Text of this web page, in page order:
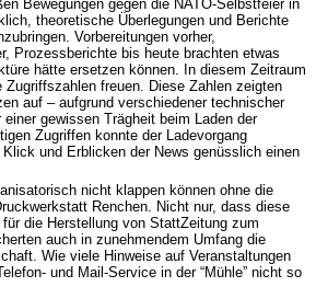
Bewegungen gegen die NATO-Selbstfeier in
theoretische Überlegungen und Berichte
Vorbereitungen vorher,
Prozessberichte bis heute brachten etwas
hätte ersetzen können. In diesem Zeitraum
Zugriffszahlen freuen. Diese Zahlen zeigten
auf – aufgrund verschiedener technischer
gewissen Trägheit beim Laden der
Zugriffen konnte der Ladevorgang
und Erblicken der News genüsslich einen
nicht klappen können ohne die
Renchen. Nicht nur, dass diese
die Herstellung von StattZeitung zum
auch in zunehmendem Umfang die
Wie viele Hinweise auf Veranstaltungen
und Mail-Service in der “Mühle” nicht so